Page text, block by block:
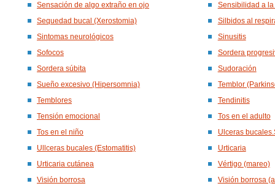
Sensación de algo extraño en ojo
Sensibilidad a
Sequedad bucal (Xerostomia)
Silbidos al
Sintomas neurológicos
Sinusitis
Sofocos
Sordera
Sordera súbita
Sudoración
Sueño excesivo (Hipersomnia)
Temblor
Temblores
Tendinitis
Tensión emocional
Tos en el adulto
Tos en el niño
Ulceras
Ullceras bucales (Estomatitis)
Urticaria
Urticaria cutánea
Vértigo (mareo)
Visión borrosa
Visión borrosa